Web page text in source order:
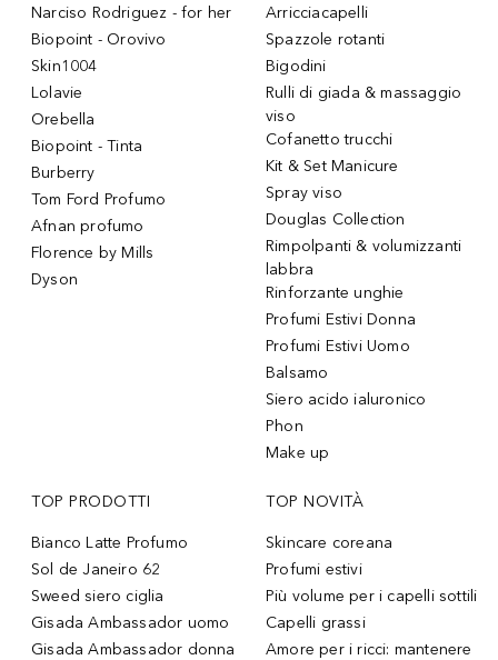
Narciso Rodriguez - for her
Biopoint - Orovivo
Skin1004
Lolavie
Orebella
Biopoint - Tinta
Burberry
Tom Ford Profumo
Afnan profumo
Florence by Mills
Dyson
Arricciacapelli
Spazzole rotanti
Bigodini
Rulli di giada & massaggio
viso
Cofanetto trucchi
Kit & Set Manicure
Spray viso
Douglas Collection
Rimpolpanti & volumizzanti
labbra
Rinforzante unghie
Profumi Estivi Donna
Profumi Estivi Uomo
Balsamo
Siero acido ialuronico
Phon
Make up
TOP PRODOTTI
Bianco Latte Profumo
Sol de Janeiro 62
Sweed siero ciglia
Gisada Ambassador uomo
Gisada Ambassador donna
TOP NOVITÀ
Skincare coreana
Profumi estivi
Più volume per i capelli sottili
Capelli grassi
Amore per i ricci: mantenere